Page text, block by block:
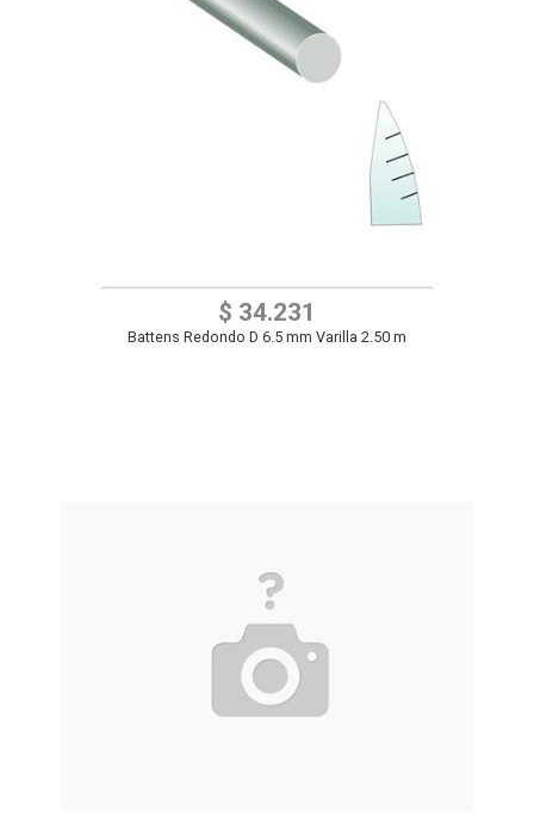
$ 34.231
Battens Redondo D 6.5 mm Varilla 2.50 m